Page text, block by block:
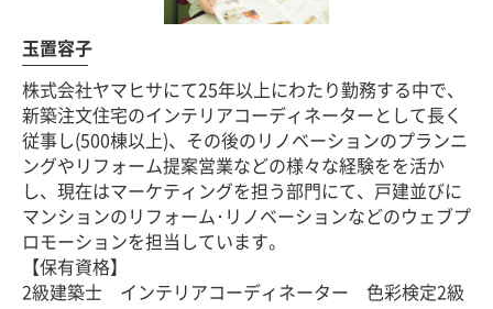
玉置容子
株式会社ヤマヒサにて25年以上にわたり勤務する中で、
新築注文住宅のインテリアコーディネーターとして長く
従事し(500棟以上)、その後のリノベーションのプランニ
ングやリフォーム提案営業などの様々な経験をを活か
し、現在はマーケティングを担う部門にて、戸建並びに
マンションのリフォーム･リノベーションなどのウェブプ
ロモーションを担当しています。
【保有資格】
2級建築士 インテリアコーディネーター 色彩検定2級